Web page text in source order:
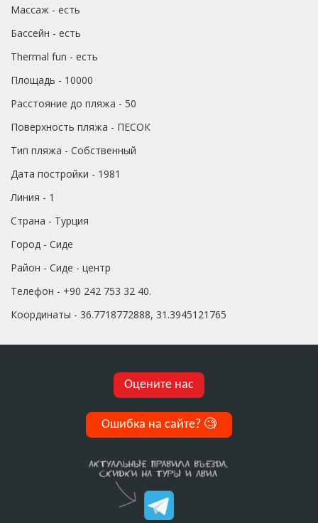
Массаж - есть
Бассейн - есть
Thermal fun - есть
Площадь - 10000
Расстояние до пляжа - 50
Поверхность пляжа - ПЕСОК
Тип пляжа - Собственный
Дата постройки - 1981
Линия - 1
Страна - Турция
Город - Сиде
Район - Сиде - центр
Телефон - +90 242 753 32 40.
Координаты - 36.7718772888, 31.3945121765
Оцените нас
Ошибка на сайте? 🧐